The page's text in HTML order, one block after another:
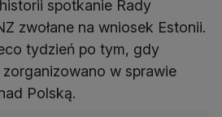
spotkanie Rady
zwołane na wniosek Estonii.
tydzień po tym, gdy
w sprawie
Polską.